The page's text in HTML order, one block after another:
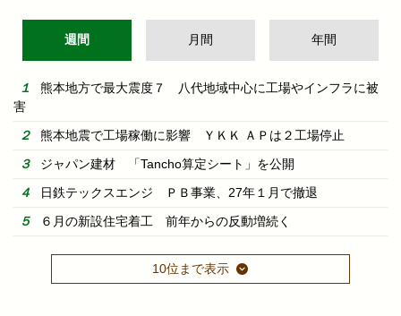
週間 月間 年間
熊本地方で最大震度７ 八代地域中心に工場やインフラに被
害
熊本地震で工場稼働に影響 ＹＫＫ ＡＰは２工場停止
ジャパン建材 「Tancho算定シート」を公開
日鉄テックスエンジ ＰＢ事業、27年１月で撤退
６月の新設住宅着工 前年からの反動増続く
10位まで表示